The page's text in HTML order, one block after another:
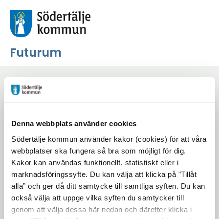
Denna webbplats använder cookies
Södertälje kommun använder kakor (cookies) för att våra
webbplatser ska fungera så bra som möjligt för dig.
Kakor kan användas funktionellt, statistiskt eller i
marknadsföringssyfte. Du kan välja att klicka på ”Tillåt
alla” och ger då ditt samtycke till samtliga syften. Du kan
också välja att uppge vilka syften du samtycker till
genom att välja dessa här nedan och därefter klicka i
Futurum
Föreläsning "Hur kan
medborgardialoger
rädda demokratin?"
Start
/ Aktiviteter
/Föreläsning "Hur kan medborgardialoger rädda
demokratin?"